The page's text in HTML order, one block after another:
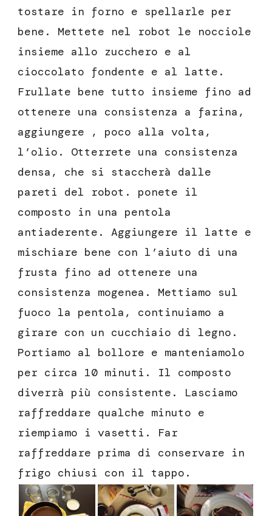
tostare in forno e spellarle per
bene. Mettete nel robot le nocciole
insieme allo zucchero e al
cioccolato fondente e al latte.
Frullate bene tutto insieme fino ad
ottenere una consistenza a farina,
aggiungere , poco alla volta,
l’olio. Otterrete una consistenza
densa, che si staccherà dalle
pareti del robot. ponete il
composto in una pentola
antiaderente. Aggiungere il latte e
mischiare bene con l’aiuto di una
frusta fino ad ottenere una
consistenza mogenea. Mettiamo sul
fuoco la pentola, continuiamo a
girare con un cucchiaio di legno.
Portiamo al bollore e manteniamolo
per circa 10 minuti. Il composto
diverrà più consistente. Lasciamo
raffreddare qualche minuto e
riempiamo i vasetti. Far
raffreddare prima di conservare in
frigo chiusi con il tappo.